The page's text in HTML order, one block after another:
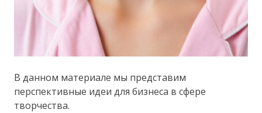
В данном материале мы представим
перспективные идеи для бизнеса в сфере
творчества.